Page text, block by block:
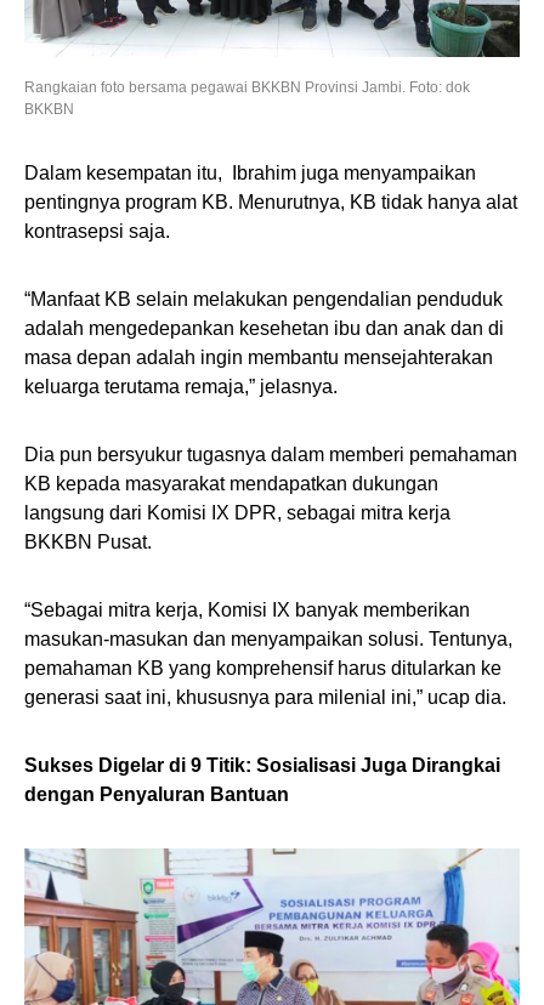
Rangkaian foto bersama pegawai BKKBN Provinsi Jambi. Foto: dok
BKKBN
Dalam kesempatan itu, Ibrahim juga menyampaikan
pentingnya program KB. Menurutnya, KB tidak hanya alat
kontrasepsi saja.
“Manfaat KB selain melakukan pengendalian penduduk
adalah mengedepankan kesehetan ibu dan anak dan di
masa depan adalah ingin membantu mensejahterakan
keluarga terutama remaja,” jelasnya.
Dia pun bersyukur tugasnya dalam memberi pemahaman
KB kepada masyarakat mendapatkan dukungan
langsung dari Komisi IX DPR, sebagai mitra kerja
BKKBN Pusat.
“Sebagai mitra kerja, Komisi IX banyak memberikan
masukan-masukan dan menyampaikan solusi. Tentunya,
pemahaman KB yang komprehensif harus ditularkan ke
generasi saat ini, khususnya para milenial ini,” ucap dia.
Sukses Digelar di 9 Titik: Sosialisasi Juga Dirangkai
dengan Penyaluran Bantuan